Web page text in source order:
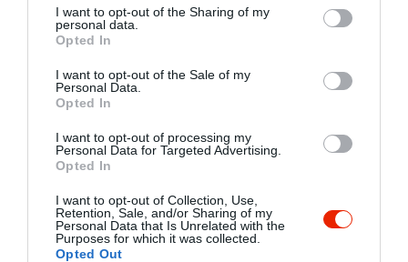
not limited to your visit or usage behaviour. You may click to
grant or deny consent to Google and its third-party tags to
use your data for below specified purposes in below Google
consent section.
I want to opt-out of the Sharing of my
personal data.
Opted In
I want to opt-out of the Sale of my
Personal Data.
Opted In
I want to opt-out of processing my
Personal Data for Targeted Advertising.
Opted In
I want to opt-out of Collection, Use,
Retention, Sale, and/or Sharing of my
Personal Data that Is Unrelated with the
Purposes for which it was collected.
Opted Out